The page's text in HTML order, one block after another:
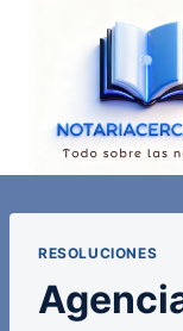
RESOLUCIONES